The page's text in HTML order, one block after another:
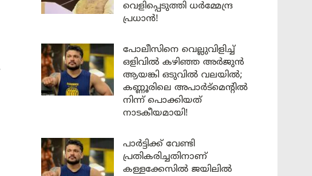
വെളിപ്പെടുത്തി ധർമ്മേന്ദ്ര
പ്രധാൻ!
പോലീസിനെ വെല്ലുവിളിച്ച്
ഒളിവിൽ കഴിഞ്ഞ അർജുൻ
ആയങ്കി ഒടുവിൽ വലയിൽ;
കണ്ണൂരിലെ അപാർട്മെന്റിൽ
നിന്ന് പൊക്കിയത്
നാടകീയമായി!
പാർട്ടിക്ക് വേണ്ടി
പ്രതികരിച്ചതിനാണ്
കള്ളക്കേസിൽ ജയിലിൽ